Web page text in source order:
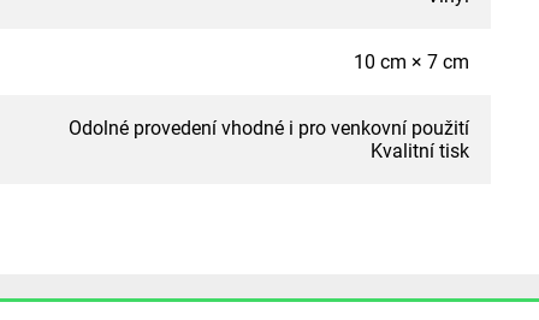
10 cm × 7 cm
Odolné provedení vhodné i pro venkovní použití
Kvalitní tisk